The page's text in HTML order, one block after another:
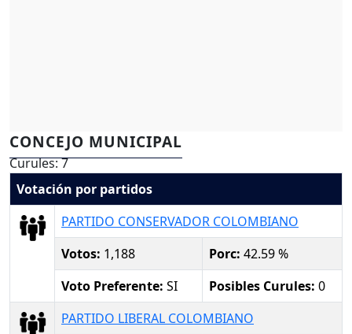
CONCEJO MUNICIPAL
Curules: 7
Votación por partidos
PARTIDO CONSERVADOR COLOMBIANO
Votos: 1,188 Porc: 42.59 %
Voto Preferente: SI Posibles Curules: 0
PARTIDO LIBERAL COLOMBIANO